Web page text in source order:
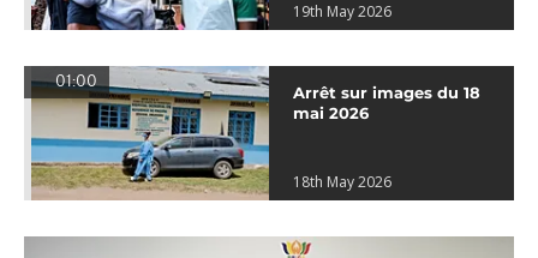
19th May 2026
01:00
Arrêt sur images du 18
mai 2026
18th May 2026